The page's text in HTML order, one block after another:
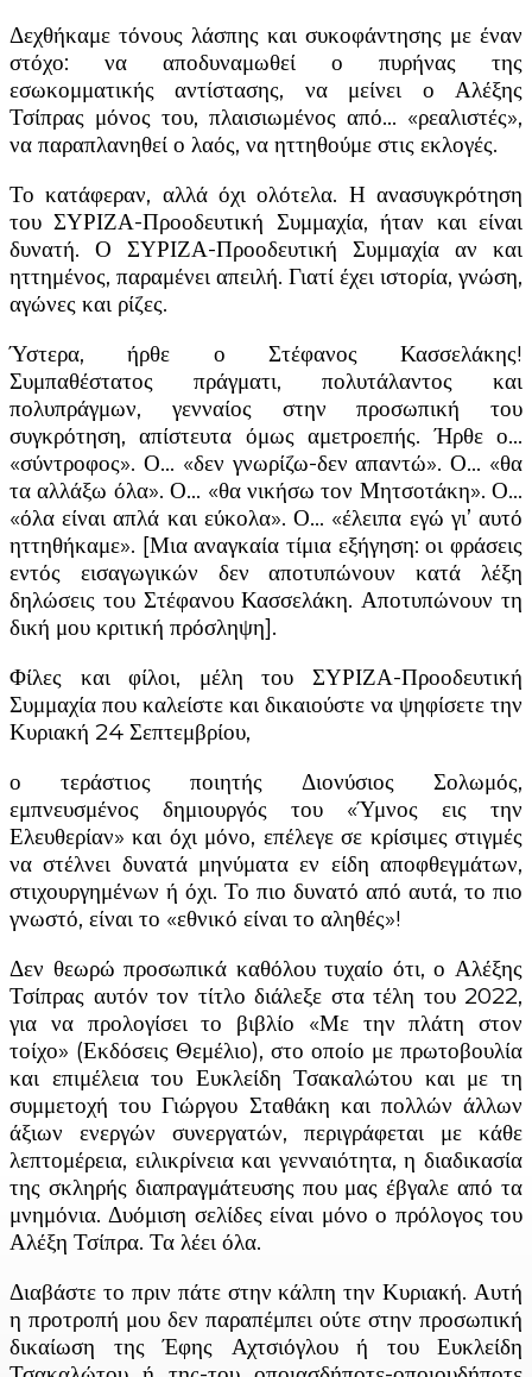
Δεχθήκαμε τόνους λάσπης και συκοφάντησης με έναν
στόχο: να αποδυναμωθεί ο πυρήνας της
εσωκομματικής αντίστασης, να μείνει ο Αλέξης
Τσίπρας μόνος του, πλαισιωμένος από… «ρεαλιστές»,
να παραπλανηθεί ο λαός, να ηττηθούμε στις εκλογές.
Το κατάφεραν, αλλά όχι ολότελα. Η ανασυγκρότηση
του ΣΥΡΙΖΑ-Προοδευτική Συμμαχία, ήταν και είναι
δυνατή. Ο ΣΥΡΙΖΑ-Προοδευτική Συμμαχία αν και
ηττημένος, παραμένει απειλή. Γιατί έχει ιστορία, γνώση,
αγώνες και ρίζες.
Ύστερα, ήρθε ο Στέφανος Κασσελάκης!
Συμπαθέστατος πράγματι, πολυτάλαντος και
πολυπράγμων, γενναίος στην προσωπική του
συγκρότηση, απίστευτα όμως αμετροεπής. Ήρθε ο…
«σύντροφος». Ο… «δεν γνωρίζω-δεν απαντώ». Ο… «θα
τα αλλάξω όλα». Ο… «θα νικήσω τον Μητσοτάκη». Ο…
«όλα είναι απλά και εύκολα». Ο… «έλειπα εγώ γι’ αυτό
ηττηθήκαμε». [Μια αναγκαία τίμια εξήγηση: οι φράσεις
εντός εισαγωγικών δεν αποτυπώνουν κατά λέξη
δηλώσεις του Στέφανου Κασσελάκη. Αποτυπώνουν τη
δική μου κριτική πρόσληψη].
Φίλες και φίλοι, μέλη του ΣΥΡΙΖΑ-Προοδευτική
Συμμαχία που καλείστε και δικαιούστε να ψηφίσετε την
Κυριακή 24 Σεπτεμβρίου,
ο τεράστιος ποιητής Διονύσιος Σολωμός,
εμπνευσμένος δημιουργός του «Ύμνος εις την
Ελευθερίαν» και όχι μόνο, επέλεγε σε κρίσιμες στιγμές
να στέλνει δυνατά μηνύματα εν είδη αποφθεγμάτων,
στιχουργημένων ή όχι. Το πιο δυνατό από αυτά, το πιο
γνωστό, είναι το «εθνικό είναι το αληθές»!
Δεν θεωρώ προσωπικά καθόλου τυχαίο ότι, ο Αλέξης
Τσίπρας αυτόν τον τίτλο διάλεξε στα τέλη του 2022,
για να προλογίσει το βιβλίο «Με την πλάτη στον
τοίχο» (Εκδόσεις Θεμέλιο), στο οποίο με πρωτοβουλία
και επιμέλεια του Ευκλείδη Τσακαλώτου και με τη
συμμετοχή του Γιώργου Σταθάκη και πολλών άλλων
άξιων ενεργών συνεργατών, περιγράφεται με κάθε
λεπτομέρεια, ειλικρίνεια και γενναιότητα, η διαδικασία
της σκληρής διαπραγμάτευσης που μας έβγαλε από τα
μνημόνια. Δυόμιση σελίδες είναι μόνο ο πρόλογος του
Αλέξη Τσίπρα. Τα λέει όλα.
Διαβάστε το πριν πάτε στην κάλπη την Κυριακή. Αυτή
η προτροπή μου δεν παραπέμπει ούτε στην προσωπική
δικαίωση της Έφης Αχτσιόγλου ή του Ευκλείδη